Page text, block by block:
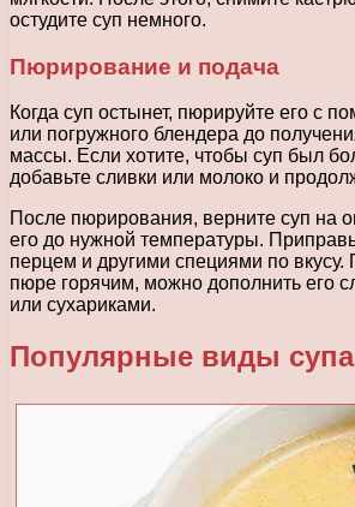
остудите суп немного.
Пюрирование и подача
Когда суп остынет, пюрируйте его с
или погружного блендера до
массы. Если хотите, чтобы суп был
добавьте сливки или молоко и
После пюрирования, верните суп на
его до нужной температуры.
перцем и другими специями по вкусу.
пюре горячим, можно дополнить его
или сухариками.
Популярные виды